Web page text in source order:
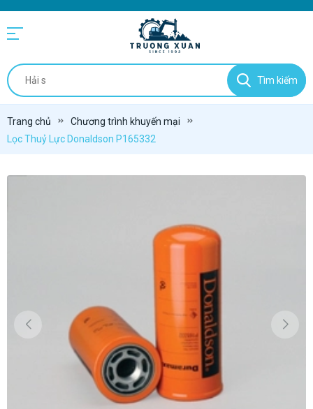
Tìm kiếm
Trang chủ
Chương trình khuyến mại
Lọc Thuỷ Lực Donaldson P165332